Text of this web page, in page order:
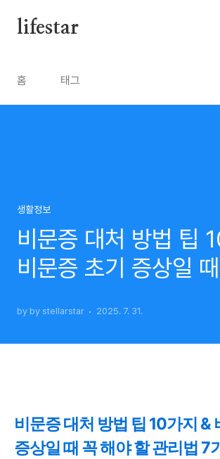
lifestar
홈 태그
생활정보
비문증 대처 방법 팁
비문증 초기 증상일
by by stellarstar 2025. 7. 31.
비문증 대처 방법 팁 10가지 &
증상일 때 꼭 해야 할 관리법 7